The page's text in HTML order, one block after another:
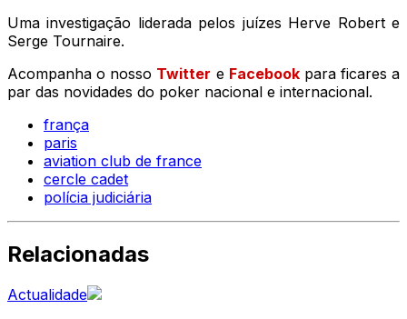
Uma investigação liderada pelos juízes Herve Robert e
Serge Tournaire.
Acompanha o nosso Twitter e Facebookpara ficares a
par das novidades do poker nacional e internacional.
frança
paris
aviation club de france
cercle cadet
polícia judiciária
Relacionadas
Actualidade